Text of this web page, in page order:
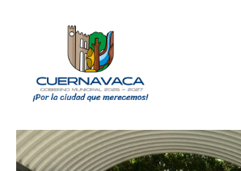
Gobierno
Turismo